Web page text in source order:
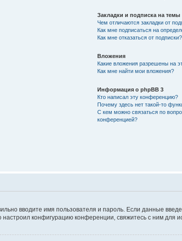
Закладки и подписка на темы
Чем отличаются закладки от
Как мне подписаться на
Как мне отказаться от подписки?
Вложения
Какие вложения разрешены на
Как мне найти мои вложения?
Информация о phpBB 3
Кто написал эту конференцию?
Почему здесь нет такой-то
С кем можно связаться по
конференцией?
вводите имя пользователя и пароль. Если данные
конфигурацию конференции, свяжитесь с ним для